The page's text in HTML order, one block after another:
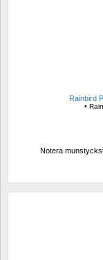
Rainbird
•
Notera